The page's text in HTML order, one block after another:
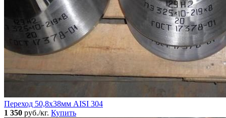
Переход 50,8х38мм AISI 304
1 350 руб./кг. Купить